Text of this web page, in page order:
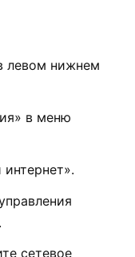
левом нижнем
в меню
сетевое